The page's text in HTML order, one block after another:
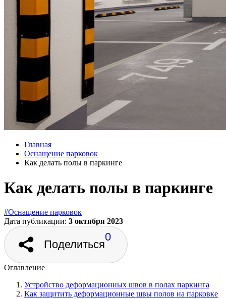
Главная
Оснащение парковок
Как делать полы в паркинге
Как делать полы в паркинге
#Оснащение парковок
Дата публикации: 3 октября 2023
Поделиться
0
Оглавление
Устройство деформационных швов в полах паркинга
Как защитить деформационные швы полов на парковке